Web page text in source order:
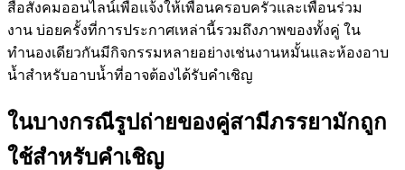
สื่อสังคมออนไลน์เพื่อแจ้งให้เพื่อนครอบครัวและเพื่อนร่วม
งาน บ่อยครั้งที่การประกาศเหล่านี้รวมถึงภาพของทั้งคู่ ใน
ทำนองเดียวกันมีกิจกรรมหลายอย่างเช่นงานหมั้นและห้องอาบ
น้ำสำหรับอาบน้ำที่อาจต้องได้รับคำเชิญ
ในบางกรณีรูปถ่ายของคู่สามีภรรยามักถูก
ใช้สำหรับคำเชิญ